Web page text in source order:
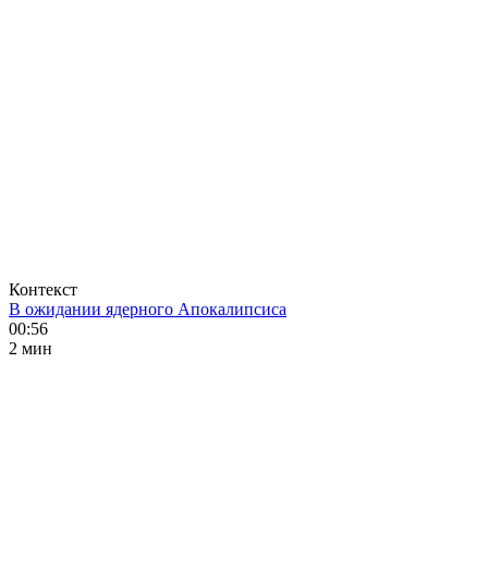
Контекст
В ожидании ядерного Апокалипсиса
00:56
2 мин